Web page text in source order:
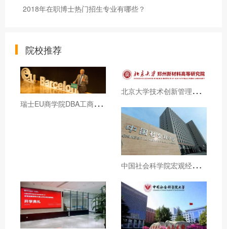
2018年在职博士热门招生专业有哪些？
院校推荐
瑞
士EU商学院DBA工商管理博士学位课程招生简章
北
京大学技术创新管理与数码营销和澳门旅游大学DBA招生简章（博士学位）
中
国社会科学院宏观经济与战略管理高级研修班招生简章